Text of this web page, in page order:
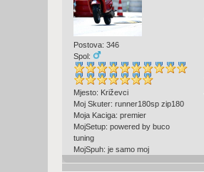
Postova: 346
Spol:
Mjesto: Križevci
Moj Skuter: runner180sp zip180
Moja Kaciga: premier
MojSetup: powered by buco
tuning
MojSpuh: je samo moj